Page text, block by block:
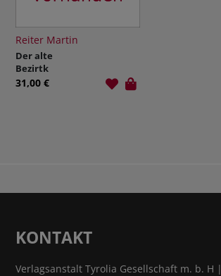
Reiter Martin
Der alte
Bezirtk
Kitzbühel
31,00 €
KONTAKT
Verlagsanstalt Tyrolia Gesellschaft m. b. H